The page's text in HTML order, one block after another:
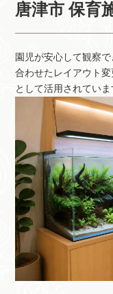
唐津市 保育
園児が安心して観察
合わせたレイアウト
として活用されていま